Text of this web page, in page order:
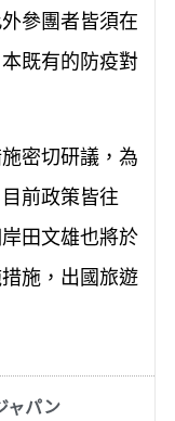
參團者皆須在
既有的防疫對
密切研議，為
前政策皆往
田文雄也將於
施，出國旅遊
ャパン